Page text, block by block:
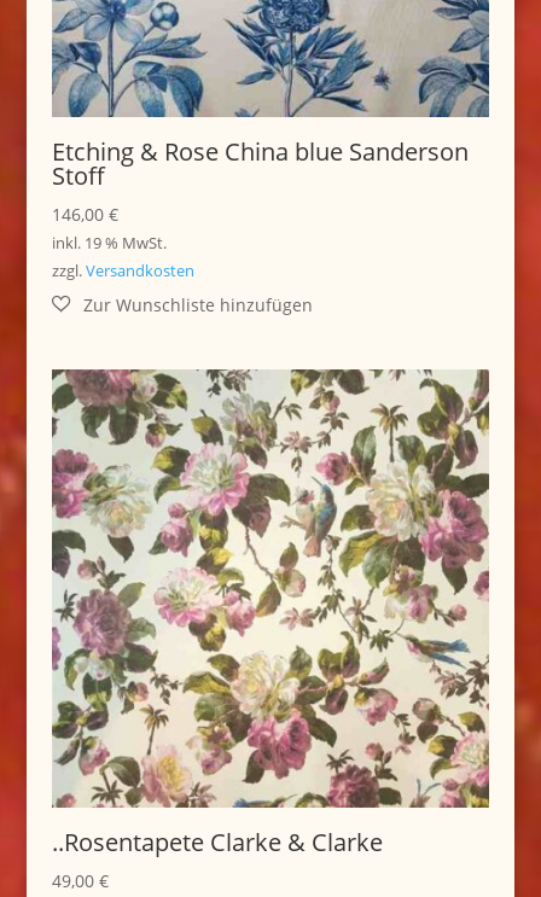
Etching & Rose China blue Sanderson
Stoff
146,00 €
inkl. 19 % MwSt.
zzgl.Versandkosten
..Rosentapete Clarke & Clarke
49,00 €